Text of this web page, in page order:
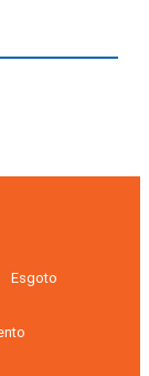
Esgoto